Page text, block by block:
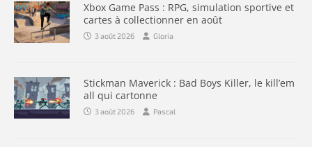
Xbox Game Pass : RPG, simulation sportive et
cartes à collectionner en août
3 août 2026 Gloria
Stickman Maverick : Bad Boys Killer, le kill’em
all qui cartonne
3 août 2026 Pascal